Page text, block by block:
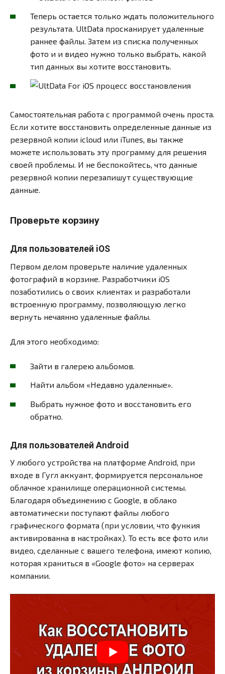
Теперь остается только ждать положительного
результата. UltData просканирует удаленные
раннее файлы. Затем из списка полученных
фото и и видео нужно только выбрать, какой
тип данных вы хотите восстановить.
Самостоятельная работа с программой очень проста.
Если хотите восстановить определенные данные из
резервной копии icloud или iTunes, вы также
можете использовать эту программу для решения
своей проблемы. И не беспокойтесь, что данные
резервной копии перезапишут существующие
данные.
Проверьте корзину
Для пользователей iOS
Первом делом проверьте наличие удаленных
фотографий в корзине. Разработчики iOS
позаботились о своих клиентах и разработали
встроенную программу, позволяющую легко
вернуть нечаянно удаленные файлы.
Для этого необходимо:
Зайти в галерею альбомов.
Найти альбом «Недавно удаленные».
Выбрать нужное фото и восстановить его
обратно.
Для пользователей Android
У любого устройства на платформе Android, при
входе в Гугл аккуант, формируется персональное
облачное хранилище операционной системы.
Благодаря объединению с Google, в облако
автоматически поступают файлы любого
графического формата (при условии, что функия
активированна в настройках). То есть все фото или
видео, сделанные с вашего телефона, имеют копию,
которая храниться в «Google фото» на серверах
компании.